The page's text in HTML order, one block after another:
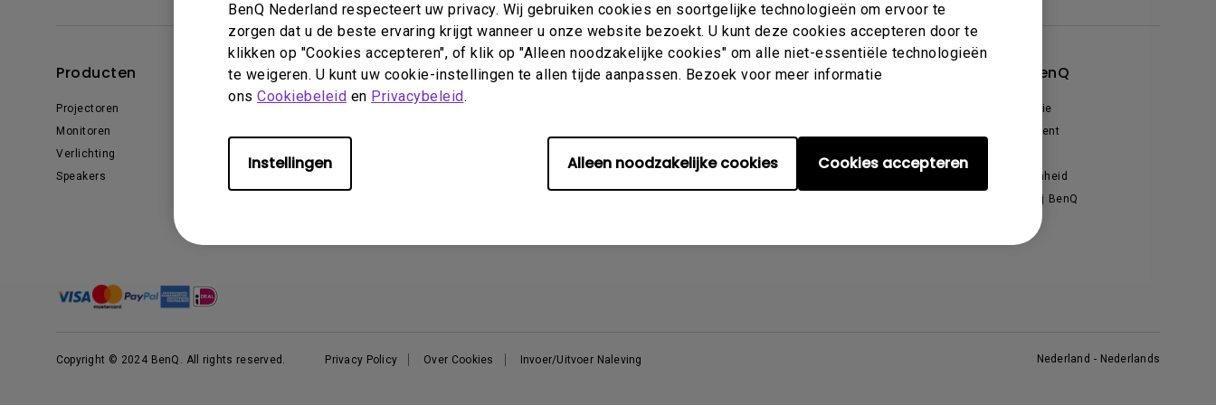
BenQ Nederland respecteert uw privacy. Wij gebruiken cookies en soortgelijke technologieën om ervoor te
zorgen dat u de beste ervaring krijgt wanneer u onze website bezoekt. U kunt deze cookies accepteren door te
klikken op "Cookies accepteren", of klik op "Alleen noodzakelijke cookies" om alle niet-essentiële technologieën
te weigeren. U kunt uw cookie-instellingen te allen tijde aanpassen. Bezoek voor meer informatie
ons Cookiebeleid en Privacybeleid.
Instellingen Alleen noodzakelijke cookies Cookies accepteren
Laser
Met Android TV
Met Lage Input Lag
Technologie
On Camera-monitoren
Thunderbolt
P3
Refurbished ZOWIE Monitor -
Bestel hier
Producten
Projectoren
Monitoren
Verlichting
Speakers
Oplossingen Support Kenniscentrum Acties & Deals Over BenQ
Organisatie
Management
Duurzaamheid
Werken bij BenQ
Copyright © 2024 BenQ. All rights reserved. Privacy Policy Over Cookies Invoer/Uitvoer Naleving Nederland - Nederlands